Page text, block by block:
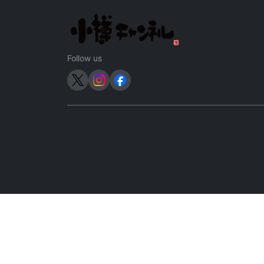
ー
シ
ョ
ン
Follow us